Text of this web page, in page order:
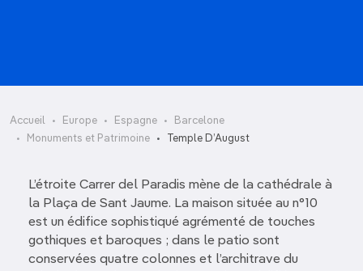
Accueil Europe Espagne
Barcelone
Monuments et Patrimoine
Temple D’August
L’étroite Carrer del Paradis mène de la cathédrale à
la Plaça de Sant Jaume. La maison située au n°10
est un édifice sophistiqué agrémenté de touches
gothiques et baroques ; dans le patio sont
conservées quatre colonnes et l’architrave du